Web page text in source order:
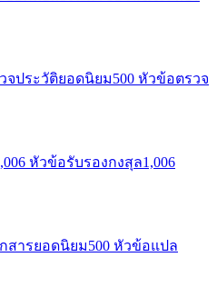
จประวัติยอดนิยม500 หัวข้อตรวจ
หัวข้อรับรองกงสุล1,006
สารยอดนิยม500 หัวข้อแปล